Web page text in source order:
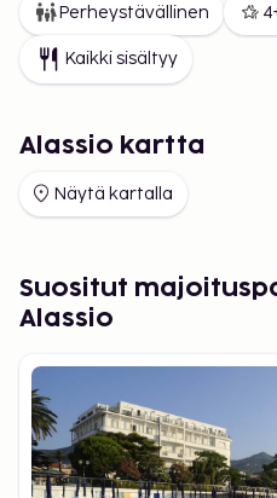
Perheystävällinen
Kaikki sisältyy
Alassio kartta
Näytä kartalla
Suositut
Alassio